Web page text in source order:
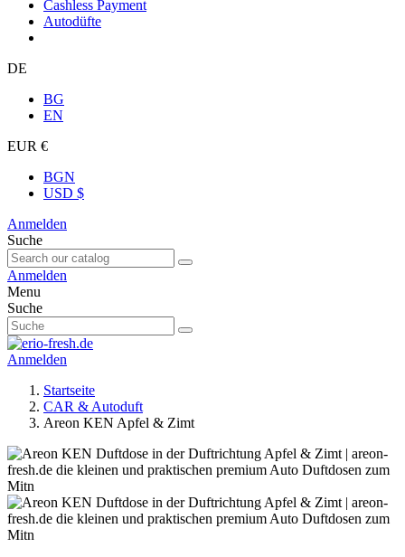
Cashless Payment
Autodüfte
DE
BG
EN
EUR €
BGN
USD $
Anmelden
Suche
Anmelden
Menu
Suche
Anmelden
Startseite
CAR & Autoduft
Areon KEN Apfel & Zimt